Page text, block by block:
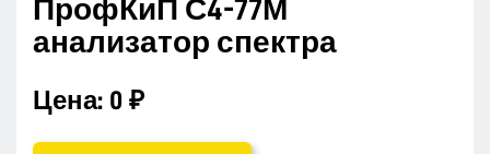
ПрофКиП С4-77М
анализатор спектра
Цена: 0 ₽